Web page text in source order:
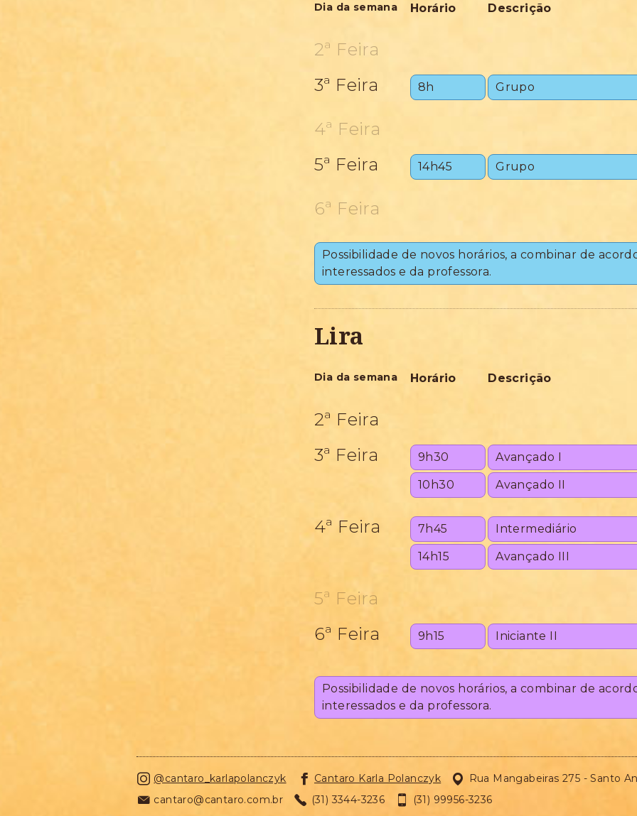
Dia da semana Horário Descrição
2ª Feira
3ª Feira
8h Grupo
4ª Feira
5ª Feira
14h45 Grupo
6ª Feira
Possibilidade de novos horários, a combinar de
interessados e da professora.
Lira
Dia da semana Horário Descrição
2ª Feira
3ª Feira
9h30 Avançado I
10h30 Avançado II
4ª Feira 7h45 Intermediário
14h15 Avançado III
5ª Feira
6ª Feira
9h15 Iniciante II
Possibilidade de novos horários, a combinar de
interessados e da professora.
 @cantaro_karlapolanczyk  Cantaro Karla Polanczyk 
Rua Mangabeiras 275 - Santo
 cantaro@cantaro.com.br  (31) 3344-3236  (31) 99956-3236